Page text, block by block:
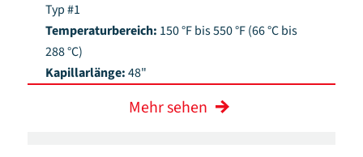
Typ #1
Temperaturbereich: 150 °F bis 550 °F (66 °C bis
288 °C)
Kapillarlänge:48"
Mehr sehen